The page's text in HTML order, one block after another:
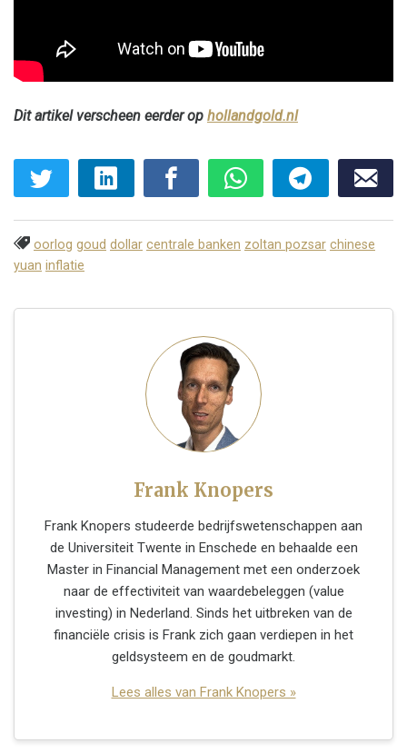
Dit artikel verscheen eerder op hollandgold.nl
oorlog goud dollar centrale banken zoltan pozsar chinese
yuan inflatie
Frank Knopers
Frank Knopers studeerde bedrijfswetenschappen aan
de Universiteit Twente in Enschede en behaalde een
Master in Financial Management met een onderzoek
naar de effectiviteit van waardebeleggen (value
investing) in Nederland. Sinds het uitbreken van de
financiële crisis is Frank zich gaan verdiepen in het
geldsysteem en de goudmarkt.
Lees alles van Frank Knopers »